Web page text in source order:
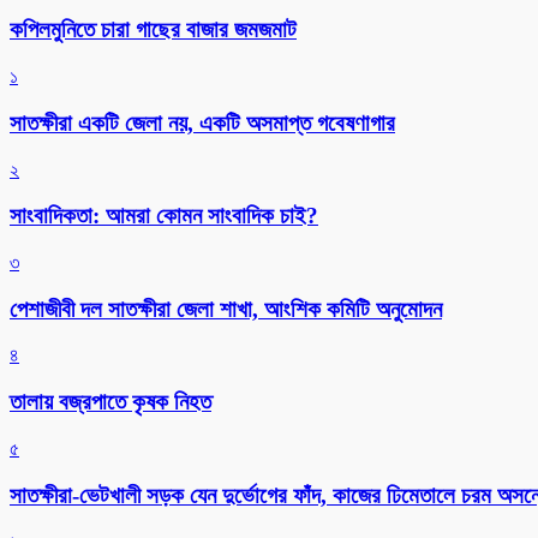
কপিলমুনিতে চারা গাছের বাজার জমজমাট
১
সাতক্ষীরা একটি জেলা নয়, একটি অসমাপ্ত গবেষণাগার
২
সাংবাদিকতা: আমরা কোমন সাংবাদিক চাই?
৩
পেশাজীবী দল সাতক্ষীরা জেলা শাখা, আংশিক কমিটি অনুমোদন
৪
তালায় বজ্রপাতে কৃষক নিহত
৫
সাতক্ষীরা-ভেটখালী সড়ক যেন দুর্ভোগের ফাঁদ, কাজের ঢিমেতালে চরম